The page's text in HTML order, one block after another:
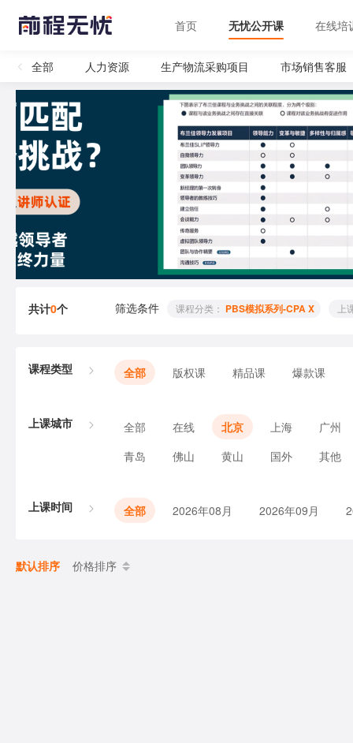
首页 无忧公开课 在线培
全部 人力资源 生产物流采购项目 市场销售客服
共计0个 筛选条件 课程分类： PBS模拟系列-CPA X 上
课程类型 全部 版权课 精品课 爆款课
上课城市 全部 在线 北京 上海
广州
青岛
佛山 黄山 国外 其他
上课时间 全部 2026年08月 2026年09月
默认排序 价格排序